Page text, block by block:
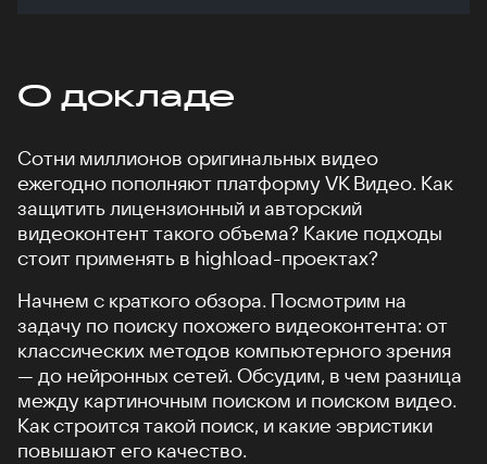
О докладе
Сотни миллионов оригинальных видео
ежегодно пополняют платформу VK Видео. Как
защитить лицензионный и авторский
видеоконтент такого объема? Какие подходы
стоит применять в highload-проектах?
Начнем с краткого обзора. Посмотрим на
задачу по поиску похожего видеоконтента: от
классических методов компьютерного зрения
— до нейронных сетей. Обсудим, в чем разница
между картиночным поиском и поиском видео.
Как строится такой поиск, и какие эвристики
повышают его качество.